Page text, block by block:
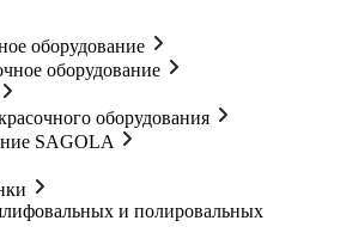
оборудование
оборудование
оборудования
SAGOLA
и полировальных